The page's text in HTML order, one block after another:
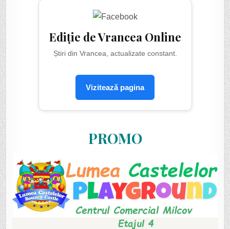
Ediție de Vrancea Online
Știri din Vrancea, actualizate constant.
Vizitează pagina
PROMO